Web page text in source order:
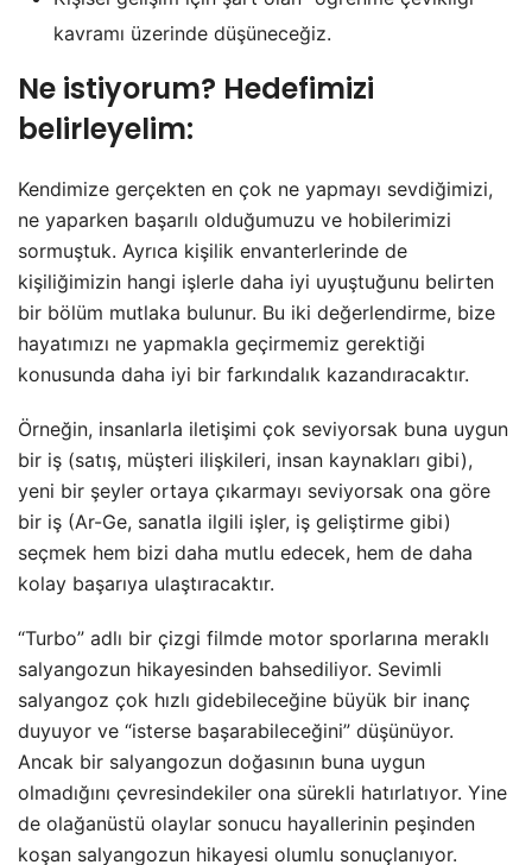
kavramı üzerinde düşüneceğiz.
Ne istiyorum? Hedefimizi
belirleyelim:
Kendimize gerçekten en çok ne yapmayı sevdiğimizi,
ne yaparken başarılı olduğumuzu ve hobilerimizi
sormuştuk. Ayrıca kişilik envanterlerinde de
kişiliğimizin hangi işlerle daha iyi uyuştuğunu belirten
bir bölüm mutlaka bulunur. Bu iki değerlendirme, bize
hayatımızı ne yapmakla geçirmemiz gerektiği
konusunda daha iyi bir farkındalık kazandıracaktır.
Örneğin, insanlarla iletişimi çok seviyorsak buna uygun
bir iş (satış, müşteri ilişkileri, insan kaynakları gibi),
yeni bir şeyler ortaya çıkarmayı seviyorsak ona göre
bir iş (Ar-Ge, sanatla ilgili işler, iş geliştirme gibi)
seçmek hem bizi daha mutlu edecek, hem de daha
kolay başarıya ulaştıracaktır.
“Turbo” adlı bir çizgi filmde motor sporlarına meraklı
salyangozun hikayesinden bahsediliyor. Sevimli
salyangoz çok hızlı gidebileceğine büyük bir inanç
duyuyor ve “isterse başarabileceğini” düşünüyor.
Ancak bir salyangozun doğasının buna uygun
olmadığını çevresindekiler ona sürekli hatırlatıyor. Yine
de olağanüstü olaylar sonucu hayallerinin peşinden
koşan salyangozun hikayesi olumlu sonuçlanıyor.